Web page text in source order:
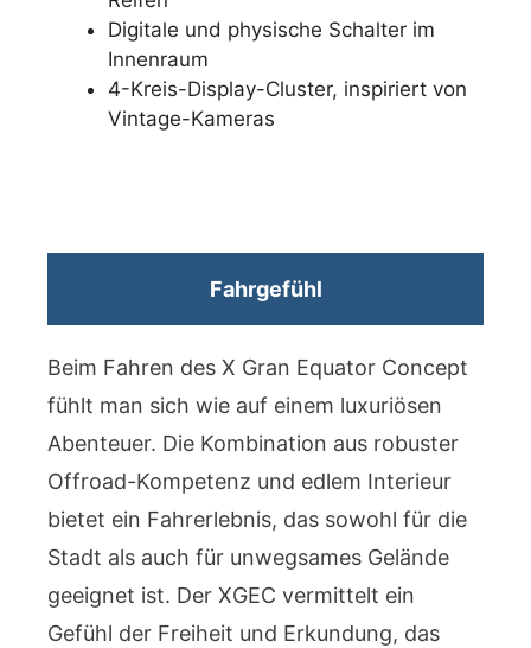
Digitale und physische Schalter im
Innenraum
4-Kreis-Display-Cluster, inspiriert von
Vintage-Kameras
Fahrgefühl
Beim Fahren des X Gran Equator Concept
fühlt man sich wie auf einem luxuriösen
Abenteuer. Die Kombination aus robuster
Offroad-Kompetenz und edlem Interieur
bietet ein Fahrerlebnis, das sowohl für die
Stadt als auch für unwegsames Gelände
geeignet ist. Der XGEC vermittelt ein
Gefühl der Freiheit und Erkundung, das